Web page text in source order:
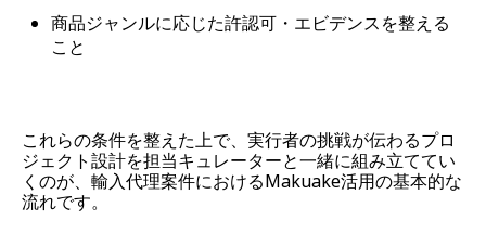
商品ジャンルに応じた許認可・エビデンスを整える
こと
これらの条件を整えた上で、実行者の挑戦が伝わるプロ
ジェクト設計を担当キュレーターと一緒に組み立ててい
くのが、輸入代理案件におけるMakuake活用の基本的な
流れです。